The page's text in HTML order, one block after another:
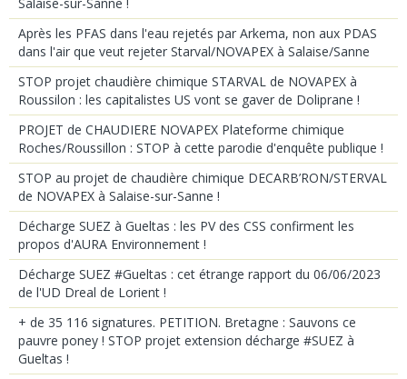
Salaise-sur-Sanne !
Après les PFAS dans l'eau rejetés par Arkema, non aux PDAS
dans l'air que veut rejeter Starval/NOVAPEX à Salaise/Sanne
STOP projet chaudière chimique STARVAL de NOVAPEX à
Roussilon : les capitalistes US vont se gaver de Doliprane !
PROJET de CHAUDIERE NOVAPEX Plateforme chimique
Roches/Roussillon : STOP à cette parodie d'enquête publique !
STOP au projet de chaudière chimique DECARB’RON/STERVAL
de NOVAPEX à Salaise-sur-Sanne !
Décharge SUEZ à Gueltas : les PV des CSS confirment les
propos d'AURA Environnement !
Décharge SUEZ #Gueltas : cet étrange rapport du 06/06/2023
de l'UD Dreal de Lorient !
+ de 35 116 signatures. PETITION. Bretagne : Sauvons ce
pauvre poney ! STOP projet extension décharge #SUEZ à
Gueltas !